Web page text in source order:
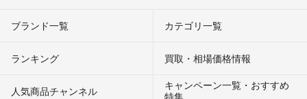
ブランド一覧 カテゴリ一覧
ランキング 買取・相場価格情報
人気商品チャンネル
キャンペーン一覧・おすすめ
特集